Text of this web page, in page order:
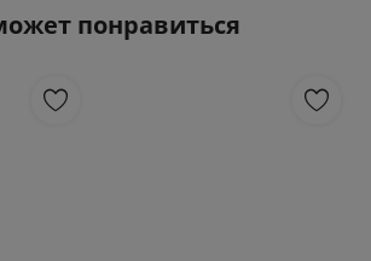
понравиться